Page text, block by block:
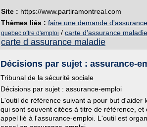
Site : https://www.partiramontreal.com
Thèmes liés : faire une demande
quebec offre d'emploi / carte d'assurance
carte d assurance maladie
Décisions par sujet : assurance-
Tribunal de la sécurité sociale
Décisions par sujet : assurance-emploi
L'outil de référence suivant a pour but d'aider
qui sont souvent citées à titre de référence,
appel lié à l'assurance-emploi. L'outil est